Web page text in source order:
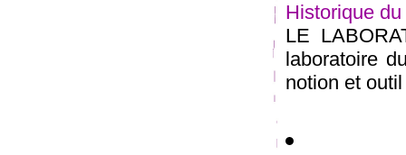
Historique
LE
laboratoire
notion et